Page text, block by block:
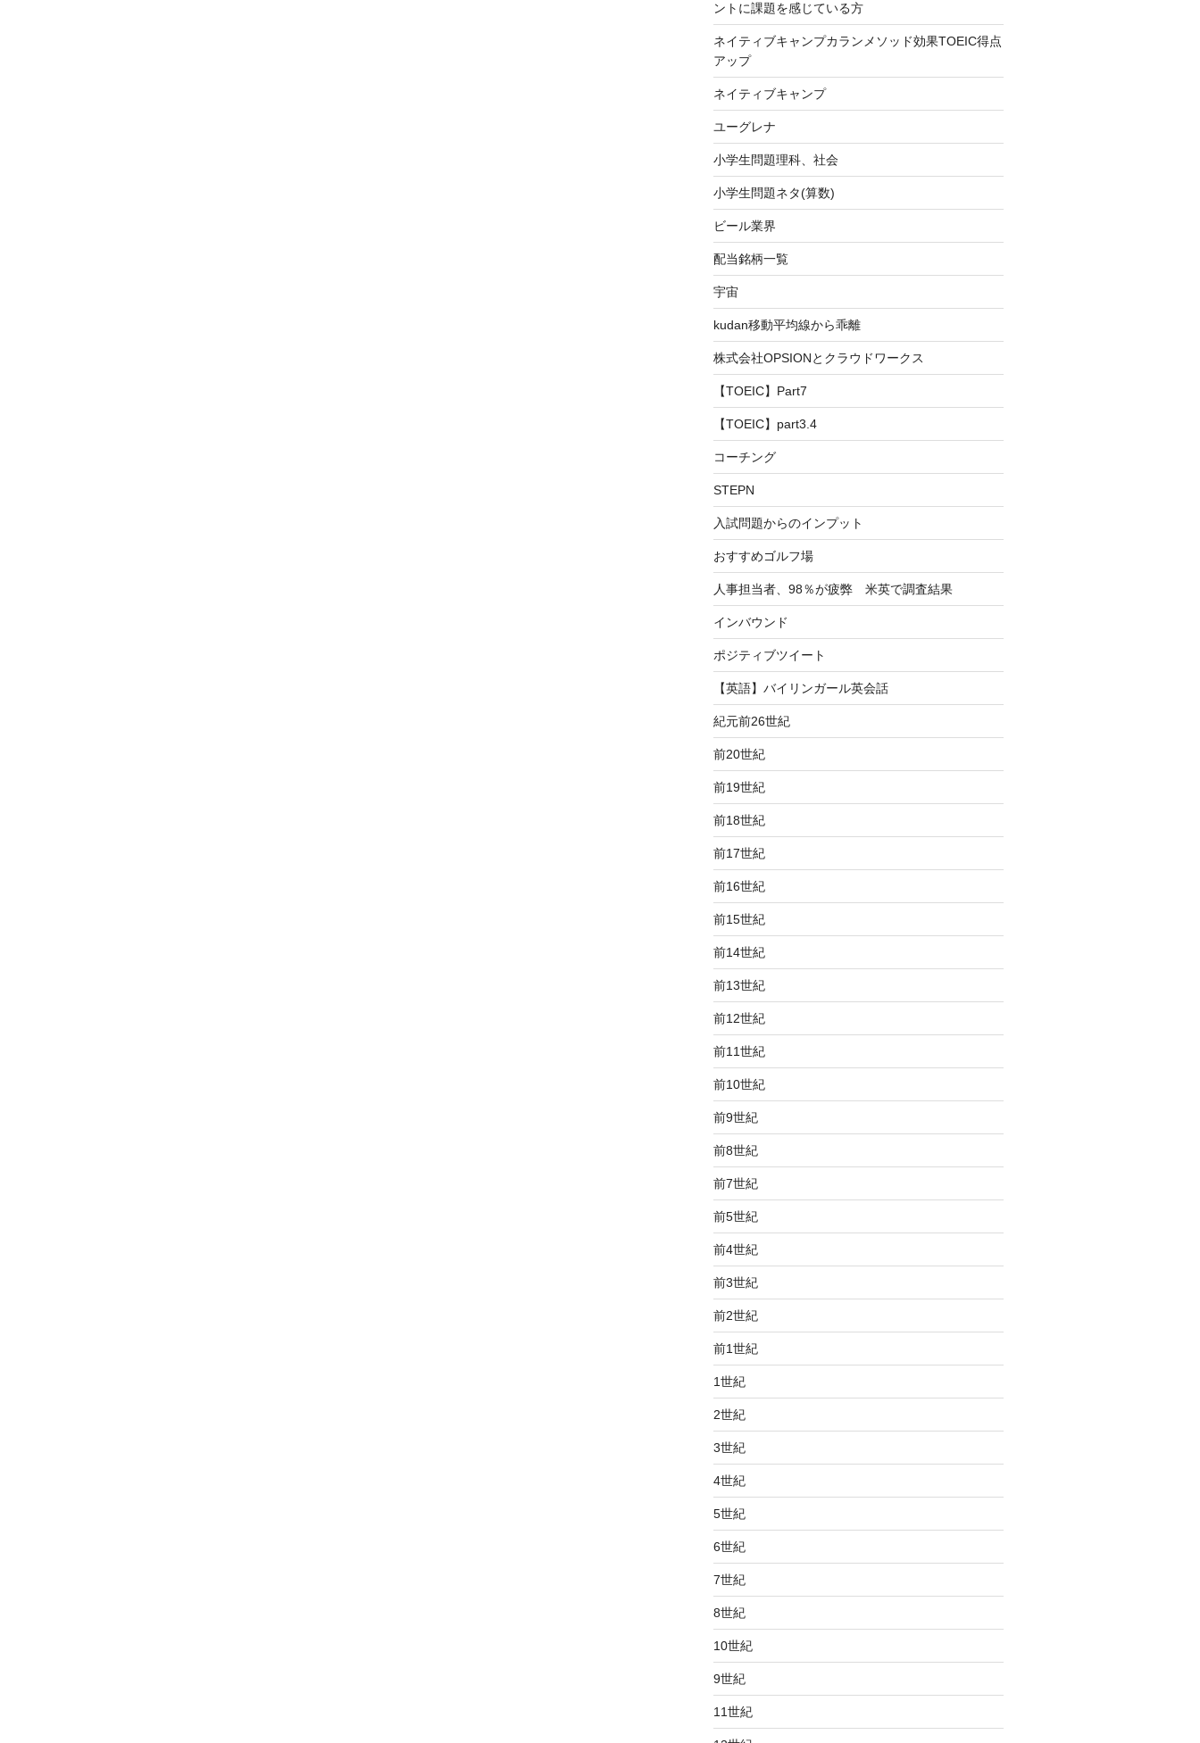
ントに課題を感じている方
ネイティブキャンプカランメソッド効果TOEIC得点
アップ
ネイティブキャンプ
ユーグレナ
小学生問題理科、社会
小学生問題ネタ(算数)
ビール業界
配当銘柄一覧
宇宙
kudan移動平均線から乖離
株式会社OPSIONとクラウドワークス
【TOEIC】Part7
【TOEIC】part3.4
コーチング
STEPN
入試問題からのインプット
おすすめゴルフ場
人事担当者、98％が疲弊 米英で調査結果
インバウンド
ポジティブツイート
【英語】バイリンガール英会話
紀元前26世紀
前20世紀
前19世紀
前18世紀
前17世紀
前16世紀
前15世紀
前14世紀
前13世紀
前12世紀
前11世紀
前10世紀
前9世紀
前8世紀
前7世紀
前5世紀
前4世紀
前3世紀
前2世紀
前1世紀
1世紀
2世紀
3世紀
4世紀
5世紀
6世紀
7世紀
8世紀
10世紀
9世紀
11世紀